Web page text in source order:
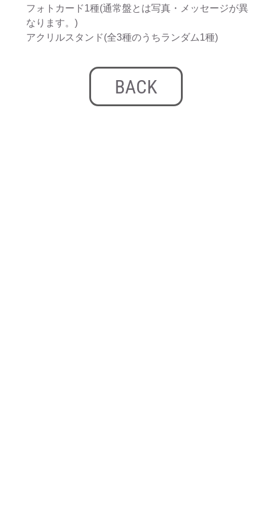
フォトカード1種(通常盤とは写真・メッセージが異
なります。)
アクリルスタンド(全3種のうちランダム1種)
BACK